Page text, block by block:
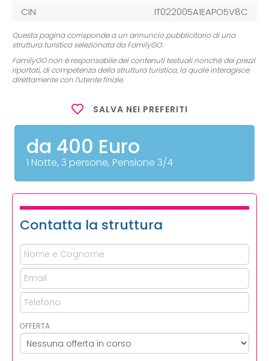
CIN IT022005A1EAPO5V8C
Questa pagina corrisponde a un annuncio pubblicitario di una
struttura turistica selezionata da FamilyGO.
FamilyGO non è responsabile dei contenuti testuali nonché dei prezzi
riportati, di competenza della struttura turistica, la quale interagisce
direttamente con l’utente finale.
SALVA NEI PREFERITI
da 400 Euro
1 Notte, 3 persone, Pensione 3/4
Contatta la struttura
OFFERTA